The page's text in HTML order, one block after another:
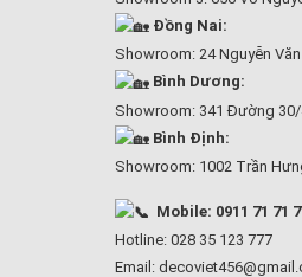
Đồng Nai:
Showroom: 24 Nguyễn
Bình Dương:
Showroom: 341 Đường 30/
Bình Định:
Showroom: 1002 Trần
Mobile: 0911 71 71
Hotline: 028 35 123 777
Email: